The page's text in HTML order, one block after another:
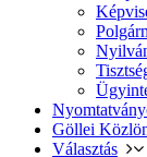
Göllei
Választás